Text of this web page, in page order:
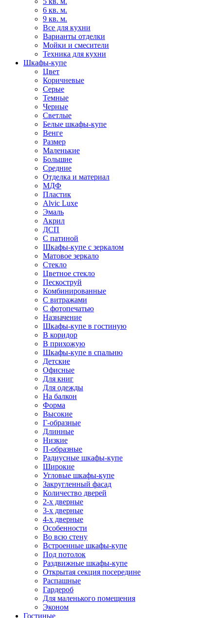
6 кв. м.
9 кв. м.
Все для кухни
Варианты отделки
Мойки и смесители
Техника для кухни
Шкафы-купе
Цвет
Коричневые
Серые
Темные
Черные
Светлые
Белые шкафы-купе
Венге
Размер
Маленькие
Большие
Средние
Отделка и материал
МДФ
Пластик
Alvic Luxe
Эмаль
Акрил
ДСП
С патиной
Шкафы-купе с зеркалом
Матовое зеркало
Стекло
Цветное стекло
Пескоструй
Комбинированные
С витражами
С фотопечатью
Назначение
Шкафы-купе в гостиную
В коридор
В прихожую
Шкафы-купе в спальню
Детские
Офисные
Для книг
Для одежды
На балкон
Форма
Высокие
Г-образные
Длинные
Низкие
П-образные
Радиусные шкафы-купе
Широкие
Угловые шкафы-купе
Закругленный фасад
Количество дверей
2-х дверные
3-х дверные
4-х дверные
Особенности
Во всю стену
Встроенные шкафы-купе
Под потолок
Раздвижные шкафы-купе
Открытая секция посередине
Распашные
Гардероб
Для маленького помещения
Эконом
Гостиные